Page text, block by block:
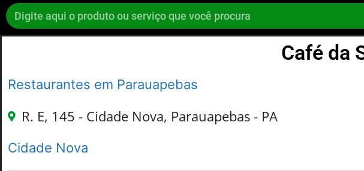
Café da
Restaurantes em Parauapebas
R. E, 145 - Cidade Nova, Parauapebas - PA
Cidade Nova